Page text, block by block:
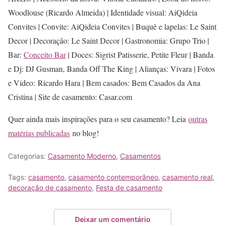
Woodlouse (Ricardo Almeida) | Identidade visual: AiQideia
Convites | Convite: AiQideia Convites | Buquê e lapelas: Le Saint
Decor | Decoração: Le Saint Decor | Gastronomia: Grupo Trio |
Bar: Conceito Bar| Doces: Sigrist Patisserie, Petite Fleur | Banda
e Dj: DJ Gusman, Banda Off The King | Alianças: Vivara | Fotos
e Vídeo: Ricardo Hara | Bem casados: Bem Casados da Ana
Cristina | Site de casamento: Casar.com
Quer ainda mais inspirações para o seu casamento? Leia outras
matérias publicadas no blog!
Categorias: Casamento Moderno, Casamentos
Tags: casamento, casamento contemporâneo, casamento real,
decoração de casamento, Festa de casamento
Deixar um comentário